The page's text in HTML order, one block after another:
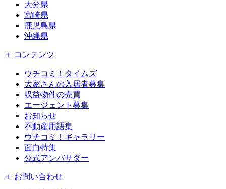
大分県
宮崎県
鹿児島県
沖縄県
＋ コンテンツ
ウチコミ！タイムズ
大家さんの入居者募集
収益物件の売買
エージェント募集
お知らせ
不動産用語集
ウチコミ！ギャラリー
面白特集
公式アンバサダー
＋ お問い合わせ